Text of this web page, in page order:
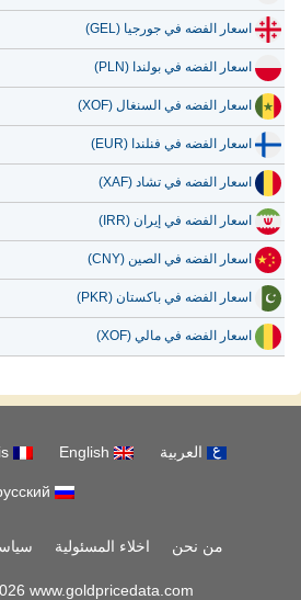
اسعار الفضه في جورجيا (GEL)
اسعار الفضه في بولندا (PLN)
اسعار الفضه في السنغال (XOF)
اسعار الفضه في فنلندا (EUR)
اسعار الفضه في تشاد (XAF)
اسعار الفضه في إيران (IRR)
اسعار الفضه في الصين (CNY)
اسعار الفضه في باكستان (PKR)
اسعار الفضه في مالي (XOF)
العربية Français
من نحن اخلاء المسئولية
www.goldpricedata.com